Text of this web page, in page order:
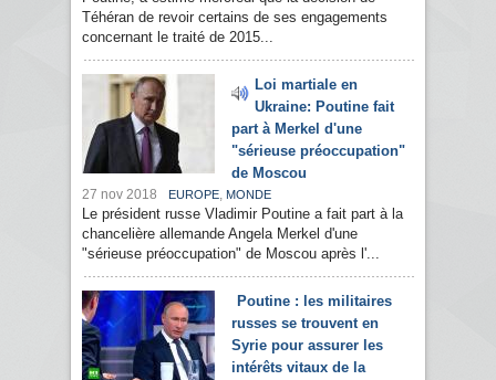
Téhéran de revoir certains de ses engagements
concernant le traité de 2015...
Loi martiale en
Ukraine: Poutine fait
part à Merkel d'une
"sérieuse préoccupation"
de Moscou
27 nov 2018 EUROPE, MONDE
Le président russe Vladimir Poutine a fait part à la
chancelière allemande Angela Merkel d'une
"sérieuse préoccupation" de Moscou après l'...
Poutine : les militaires
russes se trouvent en
Syrie pour assurer les
intérêts vitaux de la